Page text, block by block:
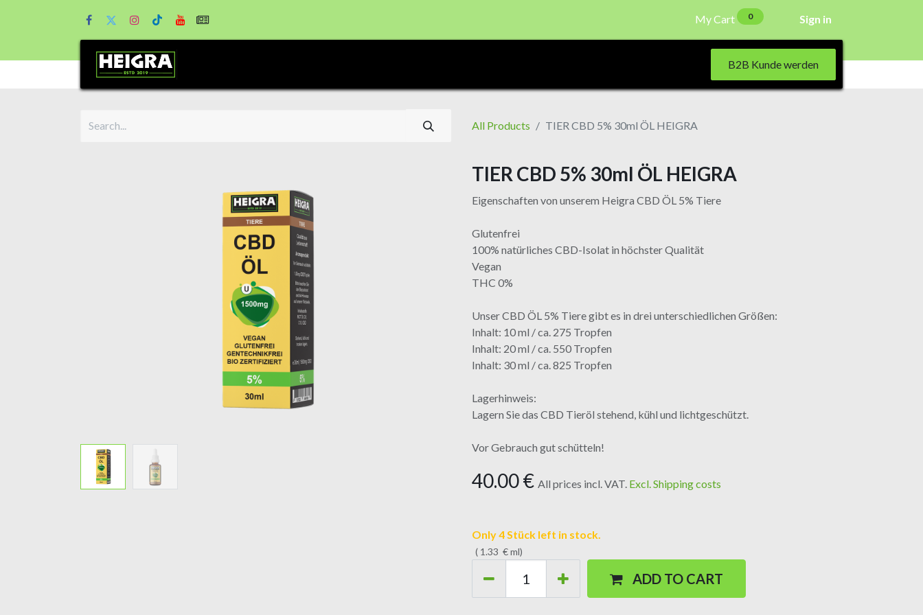
My Cart 0 Sign in
B2B Kunde werden
All Products TIER CBD 5% 30ml ÖL HEIGRA
TIER CBD 5% 30ml ÖL HEIGRA
Eigenschaften von unserem Heigra CBD ÖL 5% Tiere
Glutenfrei
100% natürliches CBD-Isolat in höchster Qualität
Vegan
THC 0%
Unser CBD ÖL 5% Tiere gibt es in drei unterschiedlichen Größen:
Inhalt: 10 ml / ca. 275 Tropfen
Inhalt: 20 ml / ca. 550 Tropfen
Inhalt: 30 ml / ca. 825 Tropfen
Lagerhinweis:
Lagern Sie das CBD Tieröl stehend, kühl und lichtgeschützt.
Vor Gebrauch gut schütteln!
40.00€ All prices incl. VAT. Excl. Shipping costs
Only 4 Stück left in stock.
( 1.33 €ml)
ADD TO CART